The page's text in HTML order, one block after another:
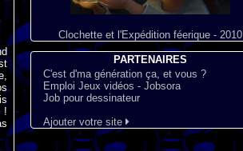
!
Clochette et l'Expédition féerique - 2010
PARTENAIRES
C'est d'ma génération ça, et vous ?
Emploi Jeux vidéos - Jobsora
Job pour dessinateur
Ajouter votre site